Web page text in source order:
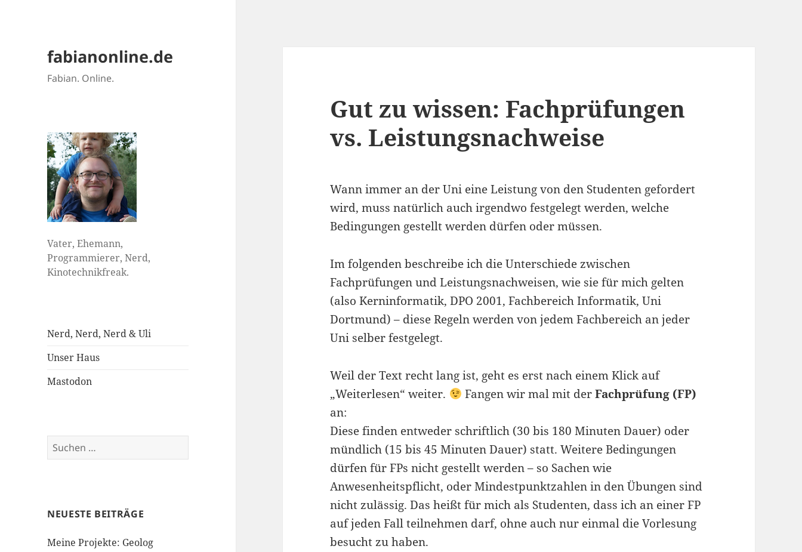
fabianonline.de
Fabian. Online.
Vater, Ehemann,
Programmierer, Nerd,
Kinotechnikfreak.
Nerd, Nerd, Nerd & Uli
Unser Haus
Mastodon
Suchen
nach:
NEUESTE BEITRÄGE
Meine Projekte: Geolog
Gut zu wissen: Fachprüfungen
vs. Leistungsnachweise
Wann immer an der Uni eine Leistung von den Studenten gefordert
wird, muss natürlich auch irgendwo festgelegt werden, welche
Bedingungen gestellt werden dürfen oder müssen.
Im folgenden beschreibe ich die Unterschiede zwischen
Fachprüfungen und Leistungsnachweisen, wie sie für mich gelten
(also Kerninformatik, DPO 2001, Fachbereich Informatik, Uni
Dortmund) – diese Regeln werden von jedem Fachbereich an jeder
Uni selber festgelegt.
Weil der Text recht lang ist, geht es erst nach einem Klick auf
„Weiterlesen“ weiter.
Fangen wir mal mit derFachprüfung (FP)
an:
Diese finden entweder schriftlich (30 bis 180 Minuten Dauer) oder
mündlich (15 bis 45 Minuten Dauer) statt. Weitere Bedingungen
dürfen für FPs nicht gestellt werden – so Sachen wie
Anwesenheitspflicht, oder Mindestpunktzahlen in den Übungen sind
nicht zulässig. Das heißt für mich als Studenten, dass ich an einer FP
auf jeden Fall teilnehmen darf, ohne auch nur einmal die Vorlesung
besucht zu haben.